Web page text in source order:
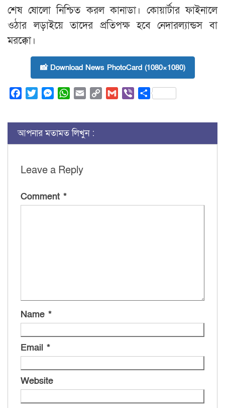
শেষ ষোলো নিশ্চিত করল কানাডা। কোয়ার্টার ফাইনালে
ওঠার লড়াইয়ে তাদের প্রতিপক্ষ হবে নেদারল্যান্ডস বা
মরক্কো।
📸 Download News PhotoCard (1080×1080)
FacebookTwitterMessenger
WhatsApp
Email Copy
Gmail ViberShare
আপনার মতামত লিখুন :
Leave a Reply
Comment *
Name *
Email *
Website